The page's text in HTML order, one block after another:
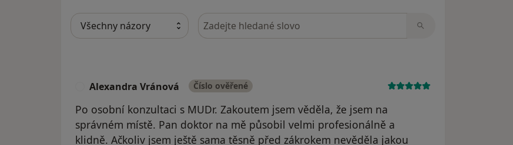
Hledejte v názorech
Alexandra Vránová Číslo ověřené
Po osobní konzultaci s MUDr. Zakoutem jsem věděla, že jsem na
správném místě. Pan doktor na mě působil velmi profesionálně a
klidně. Ačkoliv jsem ještě sama těsně před zákrokem nevěděla jakou